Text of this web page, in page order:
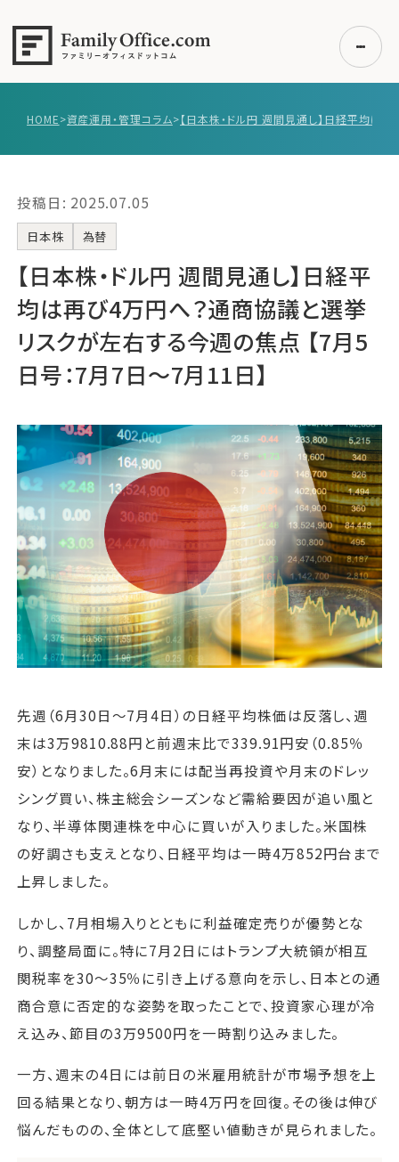
事例紹介
エキスパート一覧
無料講座
コラム
利用者の声
無料ご相談 ログイン
運営会社
ファミリーオフィスとは
関連書籍
メールマガジン登録
よくある質問
HOME>資産運用・管理コラム>
投稿日: 2025.07.05
日本株 為替
【日本株・ドル円 週間見通し】日経平
均は再び4万円へ？通商協議と選挙
リスクが左右する今週の焦点 【7月5
日号：7月7日〜7月11日】
先週（6月30日〜7月4日）の日経平均株価は反落し、週
末は3万9810.88円と前週末比で339.91円安（0.85％
安）となりました。6月末には配当再投資や月末のドレッ
シング買い、株主総会シーズンなど需給要因が追い風と
なり、半導体関連株を中心に買いが入りました。米国株
の好調さも支えとなり、日経平均は一時4万852円台まで
上昇しました。
しかし、7月相場入りとともに利益確定売りが優勢とな
り、調整局面に。特に7月2日にはトランプ大統領が相互
関税率を30～35％に引き上げる意向を示し、日本との通
商合意に否定的な姿勢を取ったことで、投資家心理が冷
え込み、節目の3万9500円を一時割り込みました。
一方、週末の4日には前日の米雇用統計が市場予想を上
回る結果となり、朝方は一時4万円を回復。その後は伸び
悩んだものの、全体として底堅い値動きが見られました。